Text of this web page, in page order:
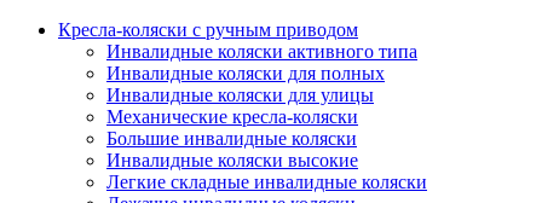
Кресла-коляски с ручным приводом
Инвалидные коляски активного типа
Инвалидные коляски для полных
Инвалидные коляски для улицы
Механические кресла-коляски
Большие инвалидные коляски
Инвалидные коляски высокие
Легкие складные инвалидные коляски